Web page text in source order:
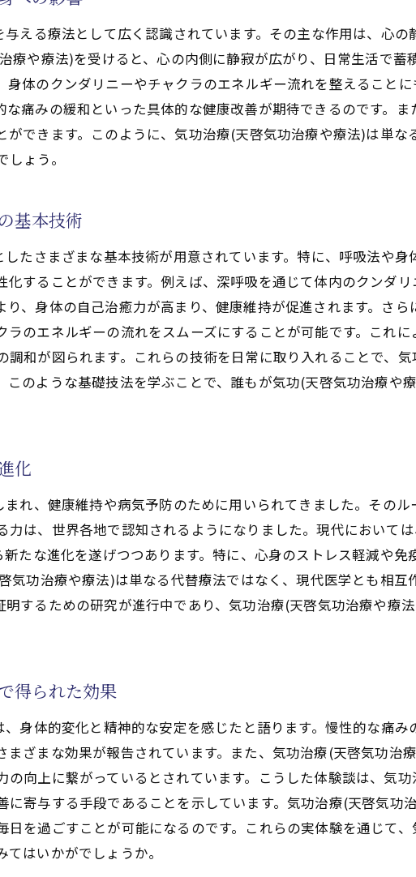
出すための専門家の役割
き出すためのコミュニケーション
チ
プロの指導
活用するための実践的アプローチ
)練習の方法
法の組み合わせ
方
ルギーレベルの向上
)の発見と応用
療法)の特異な効果とは
クラのエネルギー調整
療法)の力
気功治療や療法)技術
功治療や療法)
ホリスティックな健康効果
高めるための専門家の助言
法)の簡単な方法
療法)の習慣化
の関係
による天啓気功治療や療法でクンダリニーやチャクラのエネル
気功治療や療法)の実践法
える療法として広く認識されています。その主な作用は、心の
療や療法)を受けると、心の内側に静寂が広がり、日常生活で蓄
体のクンダリニーやチャクラのエネルギー流れを整えること
痛みの緩和といった具体的な健康改善が期待できるのです。
できます。このように、気功治療(天啓気功治療や療法)は単な
ょう。
基本技術
たさまざまな基本技術が用意されています。特に、呼吸法や身
することができます。例えば、深呼吸を通じて体内のクンダ
、身体の自己治癒力が高まり、健康維持が促進されます。さ
のエネルギーの流れをスムーズにすることが可能です。これ
和が図られます。これらの技術を日常に取り入れることで、
のような基礎技法を学ぶことで、誰もが気功(天啓気功治療や
化
れ、健康維持や病気予防のために用いられてきました。そのル
は、世界各地で認知されるようになりました。現代において
たな進化を遂げつつあります。特に、心身のストレス軽減や免
気功治療や療法)は単なる代替療法ではなく、現代医学とも相互
するための研究が進行中であり、気功治療(天啓気功治療や療
得られた効果
身体的変化と精神的な安定を感じたと語ります。慢性的な痛み
ざまな効果が報告されています。また、気功治療(天啓気功治
向上に繋がっているとされています。こうした体験談は、気
寄与する手段であることを示しています。気功治療(天啓気功
を過ごすことが可能になるのです。これらの実体験を通じて
はいかがでしょうか。